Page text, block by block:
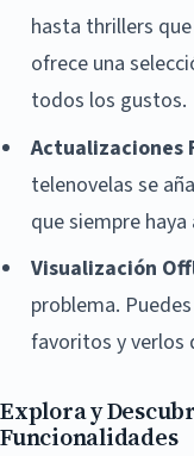
hasta thrillers
ofrece una
todos los gustos.
Actualizaciones
telenovelas se
que siempre
Visualización
problema.
favoritos y verlos
Explora y
Funcionalidades